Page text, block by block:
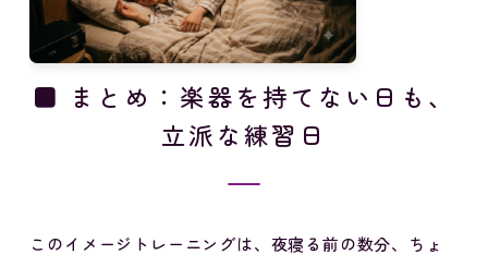
■ まとめ：楽器を持てない日も、
立派な練習日
このイメージトレーニングは、夜寝る前の数分、ちょ